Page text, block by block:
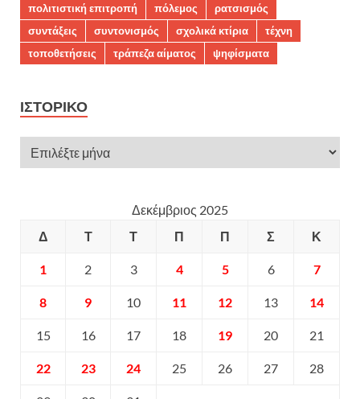
πολιτιστική επιτροπή
πόλεμος
ρατσισμός
συντάξεις
συντονισμός σχολικά κτίρια
τέχνη
τοποθετήσεις
τράπεζα αίματος ψηφίσματα
ΙΣΤΟΡΙΚΌ
Δεκέμβριος 2025
Δ
Τ Τ Π Π Σ Κ
1 2 3 4 5 6 7
8 9 10 11 12 13 14
15 16 17 18 19 20 21
22 23 24 25 26 27 28